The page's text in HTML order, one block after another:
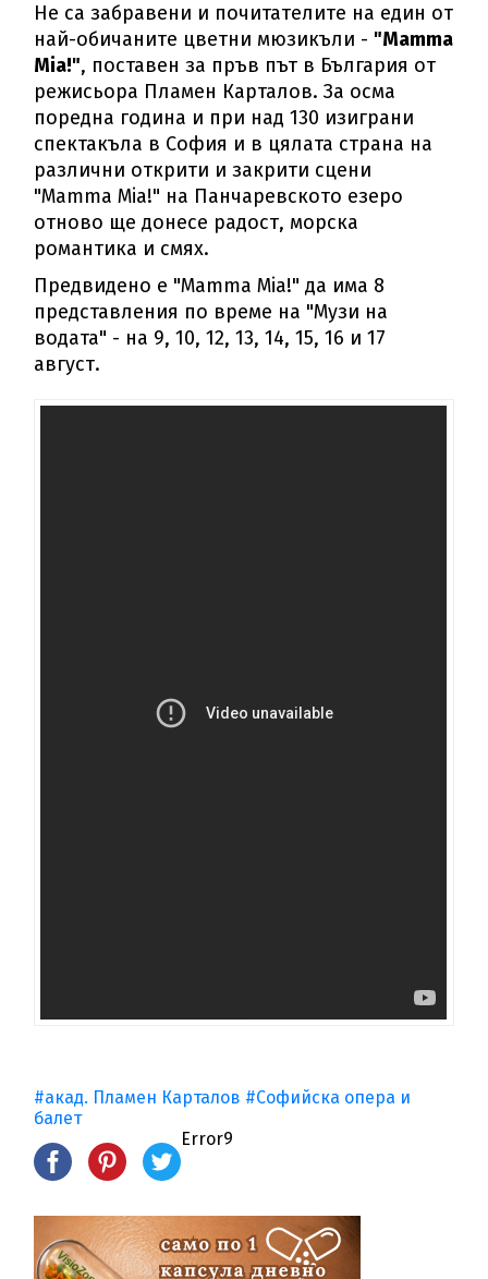
Не са забравени и почитателите на един от
най-обичаните цветни мюзикъли - "Mamma
Mia!", поставен за пръв път в България от
режисьора Пламен Карталов. За осма
поредна година и при над 130 изиграни
спектакъла в София и в цялата страна на
различни открити и закрити сцени
"Mamma Mia!" на Панчаревското езеро
отново ще донесе радост, морска
романтика и смях.
Предвидено е "Mamma Mia!" да има 8
представления по време на "Музи на
водата" - на 9, 10, 12, 13, 14, 15, 16 и 17
август.
#акад. Пламен Карталов #Софийска опера и
балет
Error9